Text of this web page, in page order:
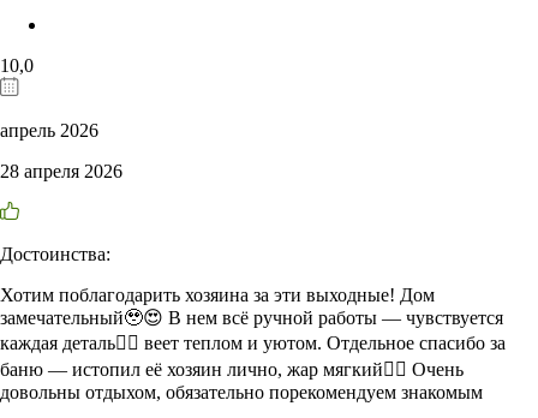
10,0
апрель 2026
28 апреля 2026
Достоинства:
Хотим поблагодарить хозяина за эти выходные! Дом
замечательный🥹😍 В нем всё ручной работы — чувствуется
каждая деталь👍🏼 веет теплом и уютом. Отдельное спасибо за
баню — истопил её хозяин лично, жар мягкий👍🏼 Очень
довольны отдыхом, обязательно порекомендуем знакомым